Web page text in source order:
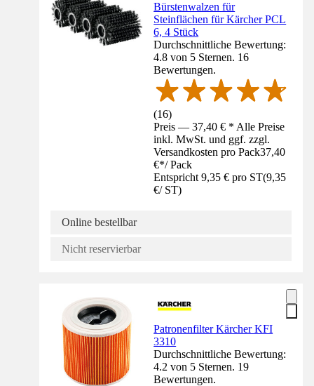
Bürstenwalzen für
Steinflächen für Kärcher PCL
6, 4 Stück
Durchschnittliche Bewertung:
4.8 von 5 Sternen. 16
Bewertungen.
(16)
Preis — 37,40 € * Alle Preise
inkl. MwSt. und ggf. zzgl.
Versandkosten pro Pack37,40
€*/ Pack
Entspricht 9,35 € pro ST(9,35
€/ ST)
Online bestellbar
Nicht reservierbar
Patronenfilter Kärcher KFI
3310
Durchschnittliche Bewertung:
4.2 von 5 Sternen. 19
Bewertungen.